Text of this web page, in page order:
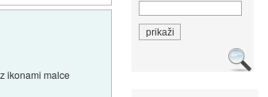
ikonami malce